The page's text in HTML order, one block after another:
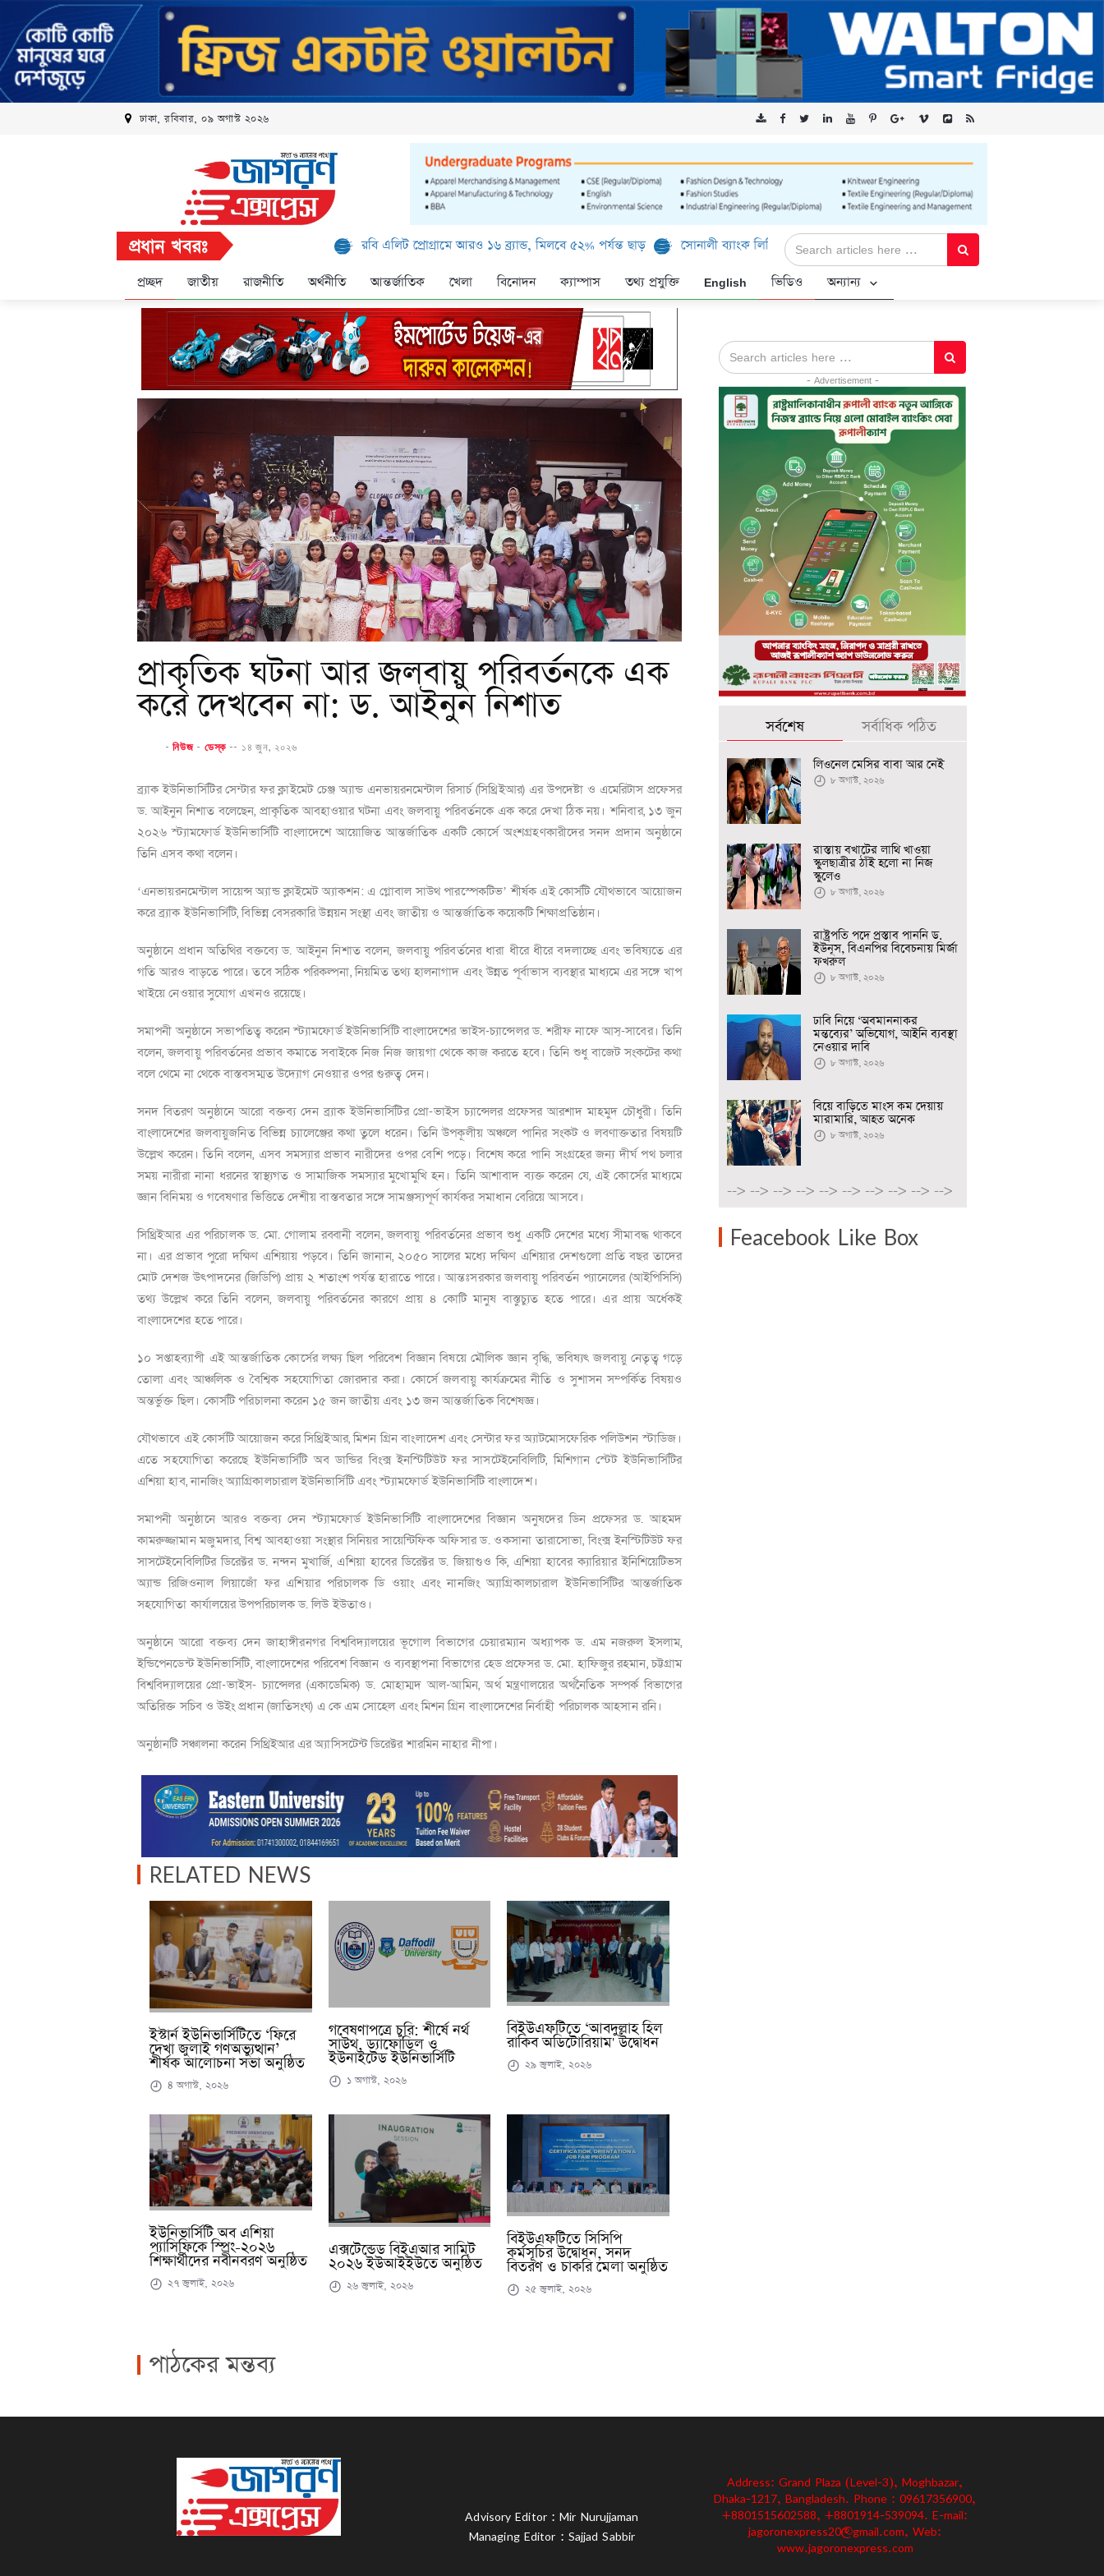
ঢাকা, রবিবার, ০৯ অগাস্ট ২০২৬
প্রধান খবরঃ রবি এলিট প্রোগ্রামে আরও ১৬ ব্র্যান্ড, মিলবে ৫২% পর্যন্ত ছাড় সোনালী ব্যাংক লিমিটেড-এর ‘কৃষক কার্ড’ কর্মসূচির জন্য সুরক্ষিত সংযোগ প্রদান করছে এক্সেনটেক
প্রচ্ছদ জাতীয় রাজনীতি অর্থনীতি আন্তর্জাতিক খেলা বিনোদন ক্যাম্পাস তথ্য প্রযুক্তি English ভিডিও অন্যান্য
প্রাকৃতিক ঘটনা আর জলবায়ু পরিবর্তনকে এক
করে দেখবেন না: ড. আইনুন নিশাত
-নিউজ- ডেস্ক -- ১৪ জুন, ২০২৬
ব্র্যাক ইউনিভার্সিটির সেন্টার ফর ক্লাইমেট চেঞ্জ অ্যান্ড এনভায়রনমেন্টাল রিসার্চ (সিথ্রিইআর) এর উপদেষ্টা ও এমেরিটাস প্রফেসর
ড. আইনুন নিশাত বলেছেন, প্রাকৃতিক আবহাওয়ার ঘটনা এবং জলবায়ু পরিবর্তনকে এক করে দেখা ঠিক নয়। শনিবার, ১৩ জুন
২০২৬ স্ট্যামফোর্ড ইউনিভার্সিটি বাংলাদেশে আয়োজিত আন্তর্জাতিক একটি কোর্সে অংশগ্রহণকারীদের সনদ প্রদান অনুষ্ঠানে
তিনি এসব কথা বলেন।
‘এনভায়রনমেন্টাল সায়েন্স অ্যান্ড ক্লাইমেট অ্যাকশন: এ গ্লোবাল সাউথ পারস্পেকটিভ’ শীর্ষক এই কোর্সটি যৌথভাবে আয়োজন
করে ব্র্যাক ইউনিভার্সিটি,বিভিন্ন বেসরকারি উন্নয়ন সংস্থা এবং জাতীয় ও আন্তর্জাতিক কয়েকটি শিক্ষাপ্রতিষ্ঠান।
অনুষ্ঠানে প্রধান অতিথির বক্তব্যে ড. আইনুন নিশাত বলেন, জলবায়ু পরিবর্তনের ধারা ধীরে ধীরে বদলাচ্ছে এবং ভবিষ্যতে এর
গতি আরও বাড়তে পারে। তবে সঠিক পরিকল্পনা,নিয়মিত তথ্য হালনাগাদ এবং উন্নত পূর্বাভাস ব্যবস্থার মাধ্যমে এর সঙ্গে খাপ
খাইয়ে নেওয়ার সুযোগ এখনও রয়েছে।
সমাপনী অনুষ্ঠানে সভাপতিত্ব করেন স্ট্যামফোর্ড ইউনিভার্সিটি বাংলাদেশের ভাইস-চ্যান্সেলর ড. শরীফ নাফে আস্-সাবের। তিনি
বলেন,জলবায়ু পরিবর্তনের প্রভাব কমাতে সবাইকে নিজ নিজ জায়গা থেকে কাজ করতে হবে। তিনি শুধু বাজেট সংকটের কথা
বলে থেমে না থেকে বাস্তবসম্মত উদ্যোগ নেওয়ার ওপর গুরুত্ব দেন।
সনদ বিতরণ অনুষ্ঠানে আরো বক্তব্য দেন ব্র্যাক ইউনিভার্সিটির প্রো-ভাইস চ্যান্সেলর প্রফেসর আরশাদ মাহমুদ চৌধুরী। তিনি
বাংলাদেশের জলবায়ুজনিত বিভিন্ন চ্যালেঞ্জের কথা তুলে ধরেন। তিনি উপকূলীয় অঞ্চলে পানির সংকট ও লবণাক্ততার বিষয়টি
উল্লেখ করেন। তিনি বলেন, এসব সমস্যার প্রভাব নারীদের ওপর বেশি পড়ে। বিশেষ করে পানি সংগ্রহের জন্য দীর্ঘ পথ চলার
সময় নারীরা নানা ধরনের স্বাস্থ্যগত ও সামাজিক সমস্যার মুখোমুখি হন। তিনি আশাবাদ ব্যক্ত করেন যে, এই কোর্সের মাধ্যমে
জ্ঞান বিনিময় ও গবেষণার ভিত্তিতে দেশীয় বাস্তবতার সঙ্গে সামঞ্জস্যপূর্ণ কার্যকর সমাধান বেরিয়ে আসবে।
সিথ্রিইআর এর পরিচালক ড. মো. গোলাম রব্বানী বলেন,জলবায়ু পরিবর্তনের প্রভাব শুধু একটি দেশের মধ্যে সীমাবদ্ধ থাকবে
না। এর প্রভাব পুরো দক্ষিণ এশিয়ায় পড়বে। তিনি জানান, ২০৫০ সালের মধ্যে দক্ষিণ এশিয়ার দেশগুলো প্রতি বছর তাদের
মোট দেশজ উৎপাদনের (জিডিপি) প্রায় ২ শতাংশ পর্যন্ত হারাতে পারে। আন্তঃসরকার জলবায়ু পরিবর্তন প্যানেলের (আইপিসিসি)
তথ্য উল্লেখ করে তিনি বলেন,জলবায়ু পরিবর্তনের কারণে প্রায় ৪ কোটি মানুষ বাস্তুচ্যুত হতে পারে। এর প্রায় অর্ধেকই
বাংলাদেশের হতে পারে।
১০ সপ্তাহব্যাপী এই আন্তর্জাতিক কোর্সের লক্ষ্য ছিল পরিবেশ বিজ্ঞান বিষয়ে মৌলিক জ্ঞান বৃদ্ধি,ভবিষ্যৎ জলবায়ু নেতৃত্ব গড়ে
তোলা এবং আঞ্চলিক ও বৈশ্বিক সহযোগিতা জোরদার করা। কোর্সে জলবায়ু কার্যক্রমের নীতি ও সুশাসন সম্পর্কিত বিষয়ও
অন্তর্ভুক্ত ছিল। কোর্সটি পরিচালনা করেন ১৫ জন জাতীয় এবং ১৩ জন আন্তর্জাতিক বিশেষজ্ঞ।
যৌথভাবে এই কোর্সটি আয়োজন করে সিথ্রিইআর,মিশন গ্রিন বাংলাদেশ এবং সেন্টার ফর অ্যাটমোসফেরিক পলিউশন স্টাডিজ।
এতে সহযোগিতা করেছে ইউনিভার্সিটি অব ডান্ডির বিংক্স ইনস্টিটিউট ফর সাসটেইনেবিলিটি,মিশিগান স্টেট ইউনিভার্সিটির
এশিয়া হাব,নানজিং অ্যাগ্রিকালচারাল ইউনিভার্সিটি এবং স্ট্যামফোর্ড ইউনিভার্সিটি বাংলাদেশ।
সমাপনী অনুষ্ঠানে আরও বক্তব্য দেন স্ট্যামফোর্ড ইউনিভার্সিটি বাংলাদেশের বিজ্ঞান অনুষদের ডিন প্রফেসর ড. আহমদ
কামরুজ্জামান মজুমদার, বিশ্ব আবহাওয়া সংস্থার সিনিয়র সায়েন্টিফিক অফিসার ড. ওকসানা তারাসোভা,বিংক্স ইনস্টিটিউট ফর
সাসটেইনেবিলিটির ডিরেক্টর ড. নন্দন মুখার্জি,এশিয়া হাবের ডিরেক্টর ড. জিয়াগুও কি,এশিয়া হাবের ক্যারিয়ার ইনিশিয়েটিভস
অ্যান্ড রিজিওনাল লিয়াজোঁ ফর এশিয়ার পরিচালক ডি ওয়াং এবং নানজিং অ্যাগ্রিকালচারাল ইউনিভার্সিটির আন্তর্জাতিক
সহযোগিতা কার্যালয়ের উপপরিচালক ড. লিউ ইউতাও।
অনুষ্ঠানে আরো বক্তব্য দেন জাহাঙ্গীরনগর বিশ্ববিদ্যালয়ের ভূগোল বিভাগের চেয়ারম্যান অধ্যাপক ড. এম নজরুল ইসলাম,
ইন্ডিপেনডেন্ট ইউনিভার্সিটি, বাংলাদেশের পরিবেশ বিজ্ঞান ও ব্যবস্থাপনা বিভাগের হেড প্রফেসর ড. মো. হাফিজুর রহমান, চট্টগ্রাম
বিশ্ববিদ্যালয়ের প্রো-ভাইস- চ্যান্সেলর (একাডেমিক) ড. মোহাম্মদ আল-আমিন, অর্থ মন্ত্রণালয়ের অর্থনৈতিক সম্পর্ক বিভাগের
অতিরিক্ত সচিব ও উইং প্রধান (জাতিসংঘ) এ কে এম সোহেল এবং মিশন গ্রিন বাংলাদেশের নির্বাহী পরিচালক আহসান রনি।
অনুষ্ঠানটি সঞ্চালনা করেন সিথ্রিইআর এর অ্যাসিসটেন্ট ডিরেক্টর শারমিন নাহার নীপা।
RELATED NEWS
ইস্টার্ন ইউনিভার্সিটিতে ‘ফিরে
দেখা জুলাই গণঅভ্যুত্থান’
শীর্ষক আলোচনা সভা অনুষ্ঠিত
৪ অগাস্ট, ২০২৬
গবেষণাপত্রে চুরি: শীর্ষে নর্থ
সাউথ, ড্যাফোডিল ও
ইউনাইটেড ইউনিভার্সিটি
১ অগাস্ট, ২০২৬
বিইউএফটিতে ‘আবদুল্লাহ হিল
রাকিব অডিটোরিয়াম' উদ্বোধন
২৯ জুলাই, ২০২৬
ইউনিভার্সিটি অব এশিয়া
প্যাসিফিকে স্প্রিং-২০২৬
শিক্ষার্থীদের নবীনবরণ অনুষ্ঠিত
২৭ জুলাই, ২০২৬
এক্সটেন্ডেড বিইএআর সামিট
২০২৬ ইউআইইউতে অনুষ্ঠিত
২৬ জুলাই, ২০২৬
বিইউএফটিতে সিসিপি
কর্মসূচির উদ্বোধন, সনদ
বিতরণ ও চাকরি মেলা অনুষ্ঠিত
২৫ জুলাই, ২০২৬
পাঠকের মন্তব্য
- Advertisement -
সর্বশেষ সর্বাধিক পঠিত
লিওনেল মেসির বাবা আর নেই
৮ অগাস্ট, ২০২৬
রাস্তায় বখাটের লাথি খাওয়া
স্কুলছাত্রীর ঠাঁই হলো না নিজ
স্কুলেও
৮ অগাস্ট, ২০২৬
রাষ্ট্রপতি পদে প্রস্তাব পাননি ড.
ইউনূস, বিএনপির বিবেচনায় মির্জা
ফখরুল
৮ অগাস্ট, ২০২৬
ঢাবি নিয়ে ‘অবমাননাকর
মন্তব্যের’ অভিযোগ, আইনি ব্যবস্থা
নেওয়ার দাবি
৮ অগাস্ট, ২০২৬
বিয়ে বাড়িতে মাংস কম দেয়ায়
মারামারি, আহত অনেক
৮ অগাস্ট, ২০২৬
--> --> --> --> --> --> --> --> --> -->
Feacebook Like Box
Advisory Editor : Mir Nurujjaman
Managing Editor : Sajjad Sabbir
Address: Grand Plaza (Level-3), Moghbazar,
Dhaka-1217, Bangladesh. Phone : 09617356900,
+8801515602588, +8801914-539094. E-mail:
jagoronexpress20@gmail.com, Web:
www.jagoronexpress.com